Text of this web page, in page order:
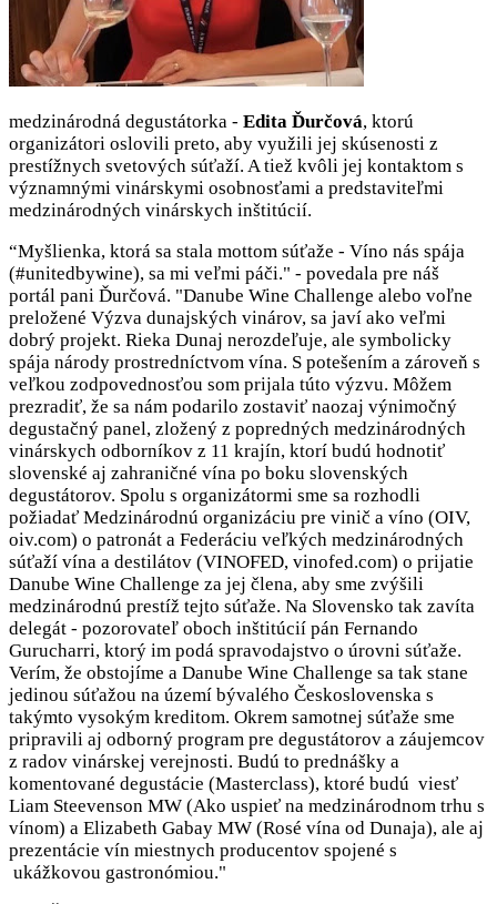
medzinárodná degustátorka - Edita Ďurčová, ktorú
organizátori oslovili preto, aby využili jej skúsenosti z
prestížnych svetových súťaží. A tiež kvôli jej kontaktom s
významnými vinárskymi osobnosťami a predstaviteľmi
medzinárodných vinárskych inštitúcií.
“Myšlienka, ktorá sa stala mottom súťaže - Víno nás spája
(#unitedbywine), sa mi veľmi páči." - povedala pre náš
portál pani Ďurčová. "Danube Wine Challenge alebo voľne
preložené Výzva dunajských vinárov, sa javí ako veľmi
dobrý projekt. Rieka Dunaj nerozdeľuje, ale symbolicky
spája národy prostredníctvom vína. S potešením a zároveň s
veľkou zodpovednosťou som prijala túto výzvu. Môžem
prezradiť, že sa nám podarilo zostaviť naozaj výnimočný
degustačný panel, zložený z popredných medzinárodných
vinárskych odborníkov z 11 krajín, ktorí budú hodnotiť
slovenské aj zahraničné vína po boku slovenských
degustátorov. Spolu s organizátormi sme sa rozhodli
požiadať Medzinárodnú organizáciu pre vinič a víno (OIV,
oiv.com) o patronát a Federáciu veľkých medzinárodných
súťaží vína a destilátov (VINOFED, vinofed.com) o prijatie
Danube Wine Challenge za jej člena, aby sme zvýšili
medzinárodnú prestíž tejto súťaže. Na Slovensko tak zavíta
delegát - pozorovateľ oboch inštitúcií pán Fernando
Gurucharri, ktorý im podá spravodajstvo o úrovni súťaže.
Verím, že obstojíme a Danube Wine Challenge sa tak stane
jedinou súťažou na území bývalého Československa s
takýmto vysokým kreditom. Okrem samotnej súťaže sme
pripravili aj odborný program pre degustátorov a záujemcov
z radov vinárskej verejnosti. Budú to prednášky a
komentované degustácie (Masterclass), ktoré budú viesť
Liam Steevenson MW (Ako uspieť na medzinárodnom trhu s
vínom) a Elizabeth Gabay MW (Rosé vína od Dunaja), ale aj
prezentácie vín miestnych producentov spojené s
ukážkovou gastronómiou."